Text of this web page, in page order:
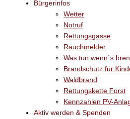
Bürgerinfos
Wetter
Notruf
Rettungsgasse
Rauchmelder
Was tun wenn´s
Brandschutz für
Waldbrand
Rettungskette Forst
Kennzahlen PV-
Aktiv werden & Spenden